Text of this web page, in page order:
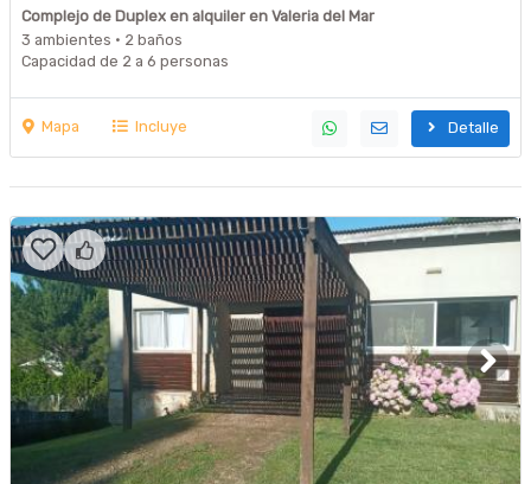
Complejo de Duplex en alquiler en Valeria del Mar
3 ambientes · 2 baños
Capacidad de 2 a 6 personas
Mapa Incluye Detalle